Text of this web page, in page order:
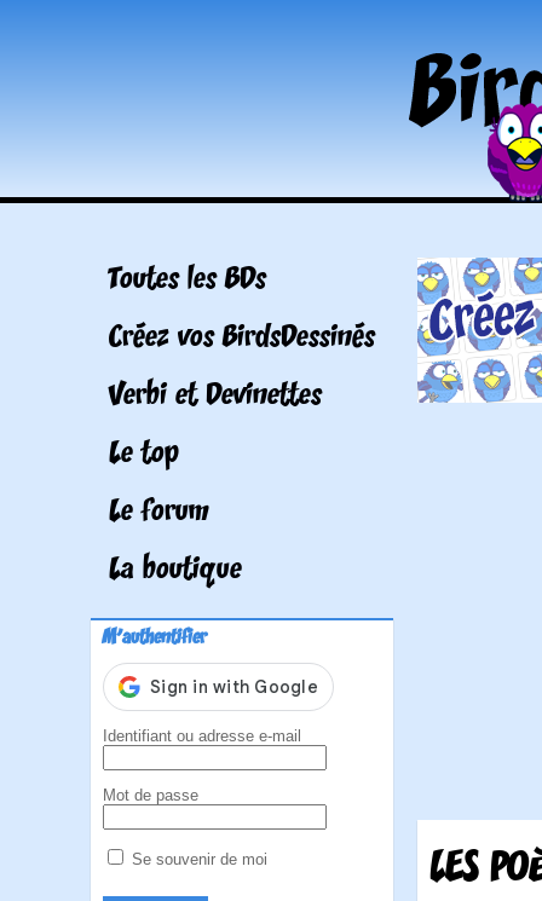
Toutes les BDs
Créez vos BirdsDessinés
Verbi et Devinettes
Le top
Le forum
La boutique
M'authentifier
Identifiant ou adresse e-mail
Mot de passe
Se souvenir de moi LES